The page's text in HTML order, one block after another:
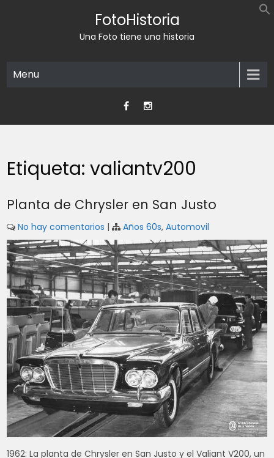
FotoHistoria
Una Foto tiene una historia
Menu
Etiqueta:valiantv200
Planta de Chrysler en San Justo
No hay comentarios | Años 60s,Automovil
1962: La planta de Chrysler en San Justo y el Valiant V200, un